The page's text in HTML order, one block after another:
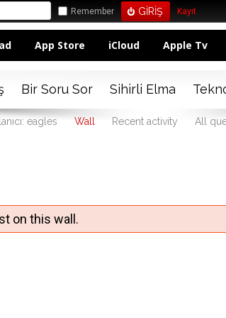
Remember Kayıt
App Store iCloud Apple Tv
Bir Soru Sor Sihirli Elma
eagles Wall Recent activity All
on this wall.